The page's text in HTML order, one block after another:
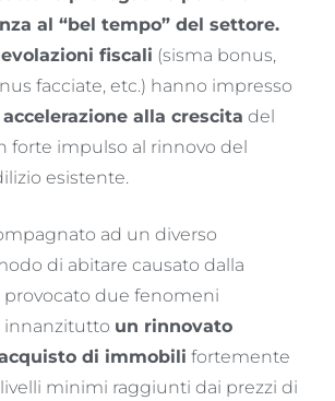
al “bel tempo” del settore.
fiscali (sisma bonus,
facciate, etc.) hanno impresso
alla crescita del
forte impulso al rinnovo del
esistente.
ad un diverso
di abitare causato dalla
provocato due fenomeni
innanzitutto un rinnovato
di immobili fortemente
minimi raggiunti dai prezzi di